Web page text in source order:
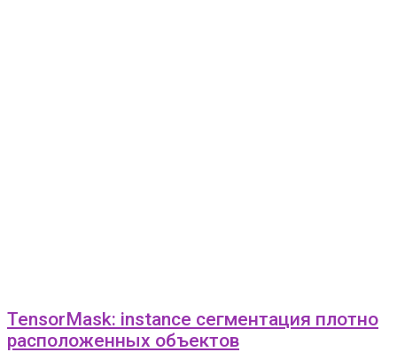
TensorMask: instance сегментация плотно
расположенных объектов